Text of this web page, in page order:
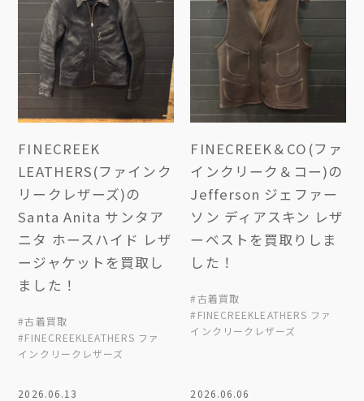
FINECREEK
LEATHERS(ファインク
リークレザーズ)の
Santa Anita サンタア
ニタ ホースハイド レザ
ージャケットを買取し
ました！
#古着買取
#FINECREEKLEATHERS ファ
インクリークレザーズ
FINECREEK＆CO(ファ
インクリーク＆コー)の
Jefferson ジェファー
ソン ディアスキン レザ
ーベストを買取りしま
した！
#古着買取
#FINECREEKLEATHERS ファ
インクリークレザーズ
2026.06.13 2026.06.06